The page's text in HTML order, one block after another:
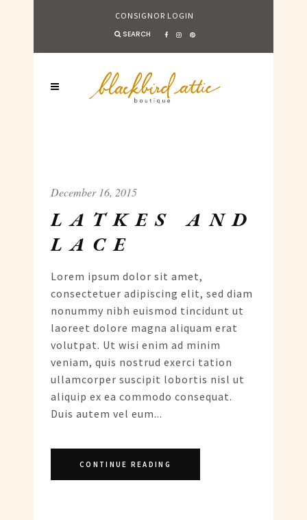
CONSIGNOR LOGIN
SEARCH
December 16, 2015
LATKES AND
LACE
Lorem ipsum dolor sit amet,
consectetuer adipiscing elit, sed diam
nonummy nibh euismod tincidunt ut
laoreet dolore magna aliquam erat
volutpat. Ut wisi enim ad minim
veniam, quis nostrud exerci tation
ullamcorper suscipit lobortis nisl ut
aliquip ex ea commodo consequat.
Duis autem vel eum...
CONTINUE READING